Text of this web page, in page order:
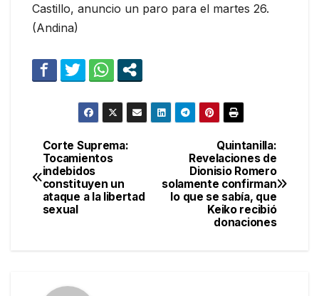
Castillo, anuncio un paro para el martes 26.
(Andina)
Navegación
de
entradas
Quintanilla:
Revelaciones de
Dionisio Romero
solamente confirman
lo que se sabía, que
Keiko recibió
donaciones
Corte Suprema:
Tocamientos
indebidos
constituyen un
ataque a la libertad
sexual